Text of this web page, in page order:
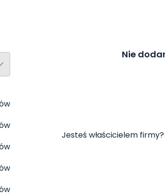
Nie
Jesteś właścicielem